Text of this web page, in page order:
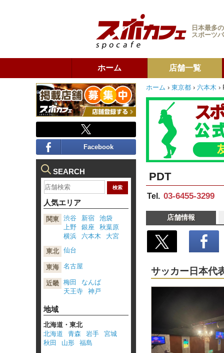
日本最多
スポーツ
ホーム 店舗一覧
ホーム › 東京都 › 六本木 ›
PDT
Tel. 03-6455-3299
店舗情報
サッカー日本代
Facebook
SEARCH
人気エリア
関東 渋谷 新宿
池袋
上野
銀座
秋葉原
横浜
六本木
大宮
東北 仙台
東海 名古屋
近畿 梅田
なんば
天王寺
神戸
地域
北海道・東北
北海道
青森 岩手
宮城
秋田
山形
福島